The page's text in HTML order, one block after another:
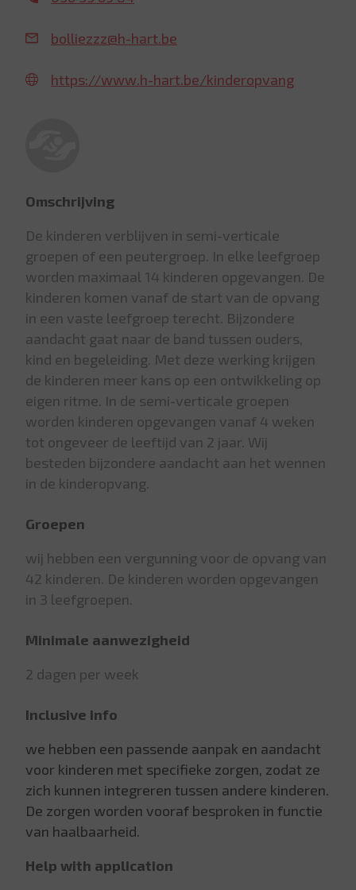
bolliezzz@h-hart.be
https://www.h-hart.be/kinderopvang
Omschrijving
De kinderen verblijven in semi-verticale
groepen of een peutergroep. In elke leefgroep
worden maximaal 14 kinderen opgevangen. De
kinderen komen vanaf de start van de opvang
in een vaste leefgroep terecht. Bijzondere
aandacht gaat naar de band tussen ouders,
kind en begeleiding. Met deze werking krijgen
de kinderen meer kans op een ontwikkeling op
eigen ritme. In de semi-verticale groepen
worden kinderen opgevangen vanaf 4 weken
tot ongeveer de leeftijd van 2 jaar. Wij
besteden bijzondere aandacht aan het wennen
in de kinderopvang.
Groepen
wij hebben een vergunning voor de opvang van
42 kinderen. De kinderen worden opgevangen
in 3 leefgroepen.
Minimale aanwezigheid
2 dagen per week
Inclusive info
we hebben een passende aanpak en aandacht
voor kinderen met specifieke zorgen, zodat ze
zich kunnen integreren tussen andere kinderen.
De zorgen worden vooraf besproken in functie
van haalbaarheid.
Help with application